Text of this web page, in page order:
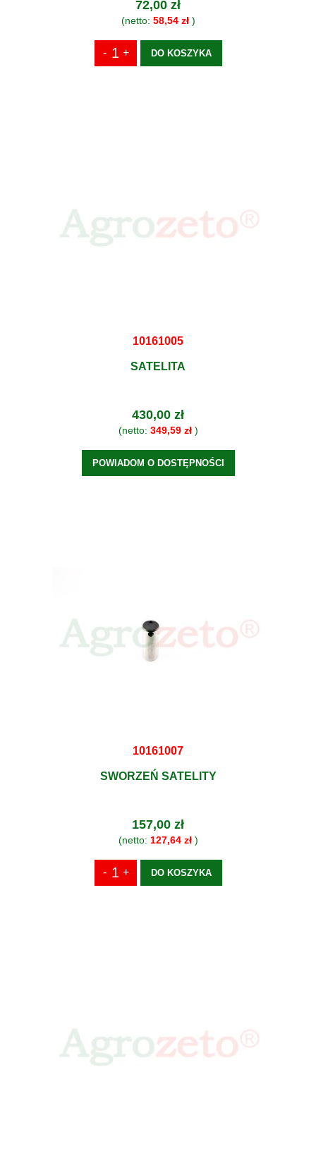
72,00 zł
(netto: 58,54 zł)
DO KOSZYKA
10161005
SATELITA
430,00 zł
(netto: 349,59 zł)
POWIADOM O DOSTĘPNOŚCI
10161007
SWORZEŃ SATELITY
157,00 zł
(netto: 127,64 zł)
DO KOSZYKA